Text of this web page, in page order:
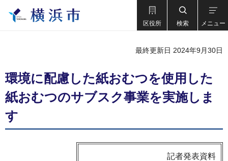
区役所 検索 メニュー
最終更新日 2024年9月30日
環境に配慮した紙おむつを使用した
紙おむつのサブスク事業を実施しま
す
記者発表資料